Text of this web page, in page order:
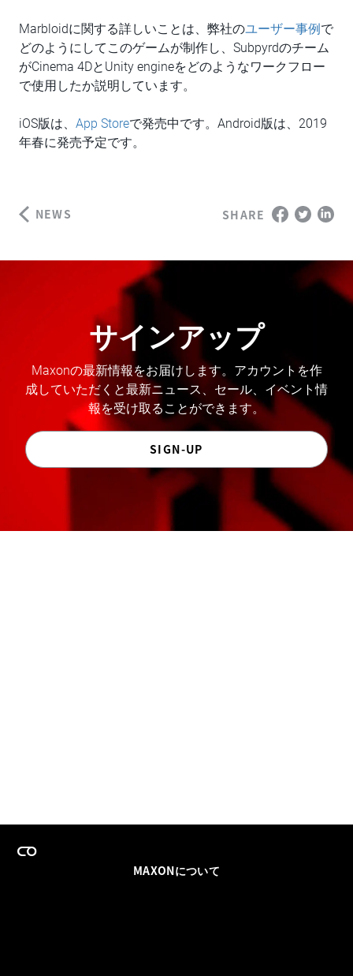
Marbloidに関する詳しいことは、弊社のユーザー事例で
どのようにしてこのゲームが制作し、Subpyrdのチーム
がCinema 4DとUnity engineをどのようなワークフロー
で使用したか説明しています。
iOS版は、 App Storeで発売中です。Android版は、2019
年春に発売予定です。
NEWS SHARE
サインアップ
Maxonの最新情報をお届けします。アカウントを作
成していただくと最新ニュース、セール、イベント情
報を受け取ることができます。
SIGN-UP
MAXONについて